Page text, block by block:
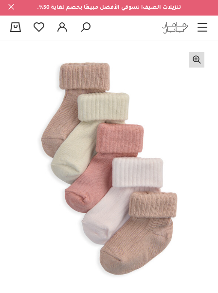
تنزيلات الصيف! تسوقي الأفضل مبيعًا بخصم لغاية 50%.